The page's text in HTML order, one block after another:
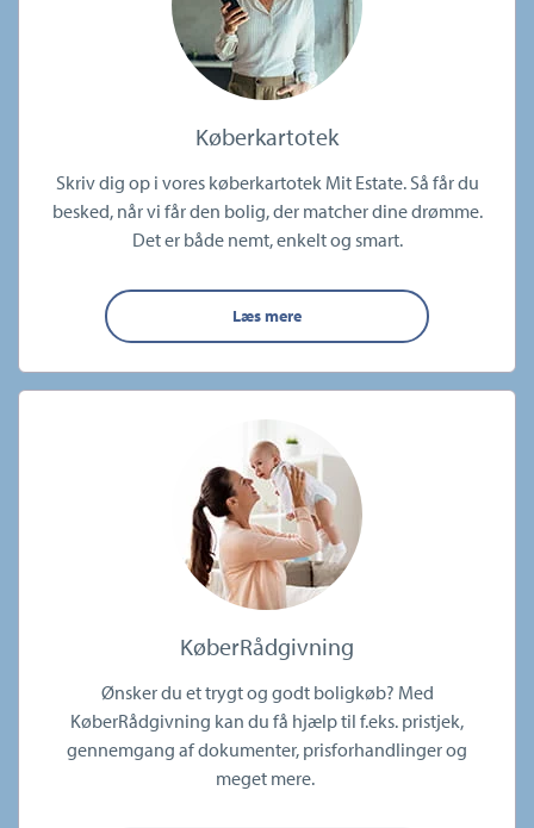
Køberkartotek
Skriv dig op i vores køberkartotek Mit Estate. Så får du
besked, når vi får den bolig, der matcher dine drømme.
Det er både nemt, enkelt og smart.
Læs mere
KøberRådgivning
Ønsker du et trygt og godt boligkøb? Med
KøberRådgivning kan du få hjælp til f.eks. pristjek,
gennemgang af dokumenter, prisforhandlinger og
meget mere.